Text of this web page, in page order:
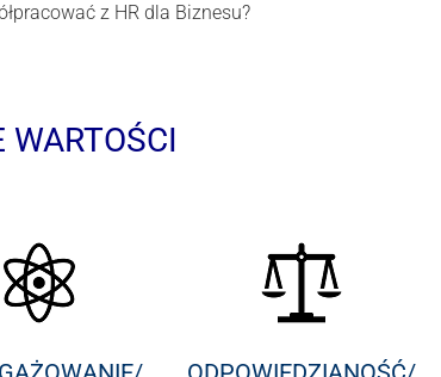
z HR dla Biznesu?
WARTOŚCI